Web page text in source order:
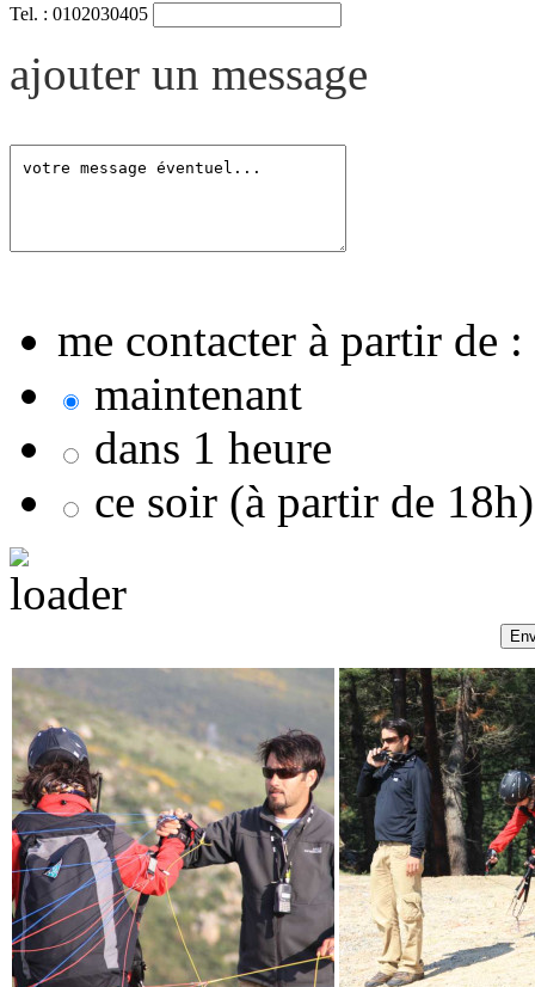
Tel. : 0102030405
ajouter un message
me contacter à partir de :
maintenant
dans 1 heure
ce soir (à partir de 18h)